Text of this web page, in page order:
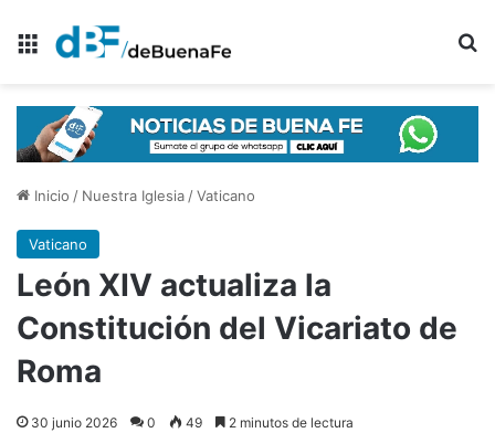
Menú
Inicio / Nuestra Iglesia/Vaticano
Vaticano
León XIV actualiza la
Constitución del Vicariato de
Roma
30 junio 2026 0 49 2 minutos de lectura